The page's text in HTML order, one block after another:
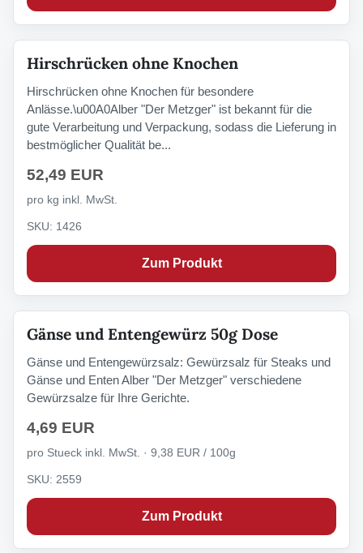
NICHT VORRÄTIG
Hirschrücken ohne Knochen
Hirschrücken ohne Knochen für besondere
Anlässe.\u00A0Alber "Der Metzger" ist bekannt für die
gute Verarbeitung und Verpackung, sodass die Lieferung in
bestmöglicher Qualität be...
52,49 EUR
pro kg inkl. MwSt.
SKU: 1426
Zum Produkt
Gänse und Entengewürz 50g Dose
Gänse und Entengewürzsalz: Gewürzsalz für Steaks und
Gänse und Enten Alber "Der Metzger" verschiedene
Gewürzsalze für Ihre Gerichte.
4,69 EUR
pro Stueck inkl. MwSt. · 9,38 EUR / 100g
SKU: 2559
Zum Produkt